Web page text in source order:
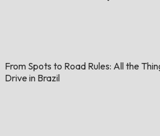
From Spots to Road Rules: All the
Drive in Brazil